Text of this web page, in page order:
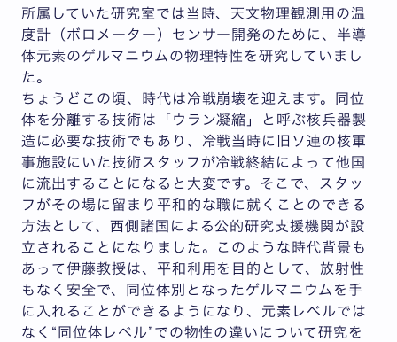
所属していた研究室では当時、天文物理観測用の温
度計（ボロメーター）センサー開発のために、半導
体元素のゲルマニウムの物理特性を研究していまし
た。
ちょうどこの頃、時代は冷戦崩壊を迎えます。同位
体を分離する技術は「ウラン凝縮」と呼ぶ核兵器製
造に必要な技術でもあり、冷戦当時に旧ソ連の核軍
事施設にいた技術スタッフが冷戦終結によって他国
に流出することになると大変です。そこで、スタッ
フがその場に留まり平和的な職に就くことのできる
方法として、西側諸国による公的研究支援機関が設
立されることになりました。このような時代背景も
あって伊藤教授は、平和利用を目的として、放射性
もなく安全で、同位体別となったゲルマニウムを手
に入れることができるようになり、元素レベルでは
なく“同位体レベル”での物性の違いについて研究を